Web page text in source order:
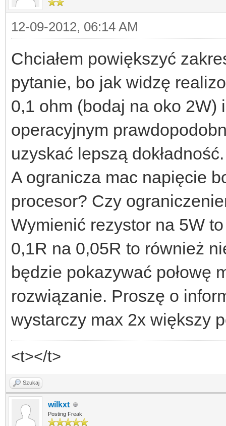
12-09-2012, 06:14 AM
Chciałem powiększyć
pytanie, bo jak widzę
0,1 ohm (bodaj na oko 2W)
operacyjnym
uzyskać lepszą
A ogranicza mac napięcie
procesor? Czy
Wymienić rezystor na 5W
0,1R na 0,05R to również
będzie pokazywać połowę
rozwiązanie. Proszę o
wystarczy max 2x większy
<t></t>
Szukaj
wilkxt
Posting Freak